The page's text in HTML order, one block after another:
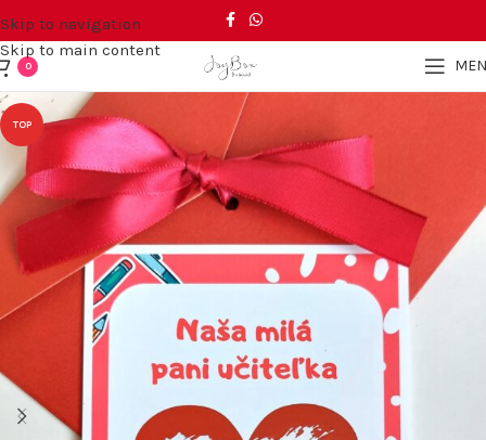
Skip to navigation
Skip to main content
0
TOP